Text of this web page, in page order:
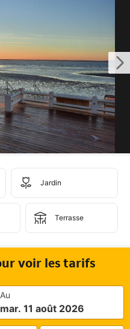
Jardin
Terrasse
voir les tarifs
Au
mar. 11 août 2026